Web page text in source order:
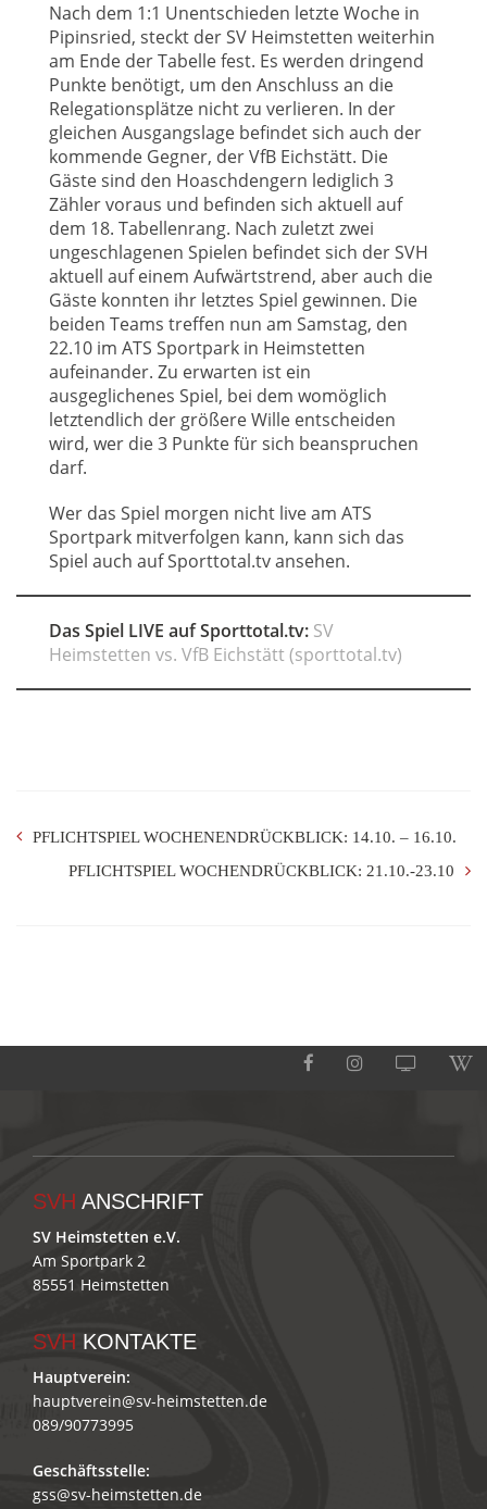
Nach dem 1:1 Unentschieden letzte Woche in
Pipinsried, steckt der SV Heimstetten weiterhin
am Ende der Tabelle fest. Es werden dringend
Punkte benötigt, um den Anschluss an die
Relegationsplätze nicht zu verlieren. In der
gleichen Ausgangslage befindet sich auch der
kommende Gegner, der VfB Eichstätt. Die
Gäste sind den Hoaschdengern lediglich 3
Zähler voraus und befinden sich aktuell auf
dem 18. Tabellenrang. Nach zuletzt zwei
ungeschlagenen Spielen befindet sich der SVH
aktuell auf einem Aufwärtstrend, aber auch die
Gäste konnten ihr letztes Spiel gewinnen. Die
beiden Teams treffen nun am Samstag, den
22.10 im ATS Sportpark in Heimstetten
aufeinander. Zu erwarten ist ein
ausgeglichenes Spiel, bei dem womöglich
letztendlich der größere Wille entscheiden
wird, wer die 3 Punkte für sich beanspruchen
darf.
Wer das Spiel morgen nicht live am ATS
Sportpark mitverfolgen kann, kann sich das
Spiel auch auf Sporttotal.tv ansehen.
Das Spiel LIVE auf Sporttotal.tv: SV
Heimstetten vs. VfB Eichstätt (sporttotal.tv)
PFLICHTSPIEL WOCHENENDRÜCKBLICK: 14.10. – 16.10.
PFLICHTSPIEL WOCHENDRÜCKBLICK: 21.10.-23.10
SVH ANSCHRIFT
SV Heimstetten e.V.
Am Sportpark 2
85551 Heimstetten
SVH KONTAKTE
Hauptverein:
hauptverein@sv-heimstetten.de
089/90773995
Geschäftsstelle:
gss@sv-heimstetten.de